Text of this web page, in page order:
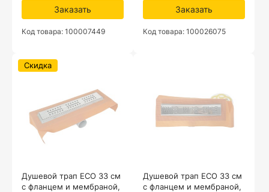
Заказать
Код товара: 100007449
Заказать
Код товара: 100026075
Душевой трап ECO 33 см
с фланцем и мембраной,
Скидка
Душевой трап ECO 33 см
с фланцем и мембраной,